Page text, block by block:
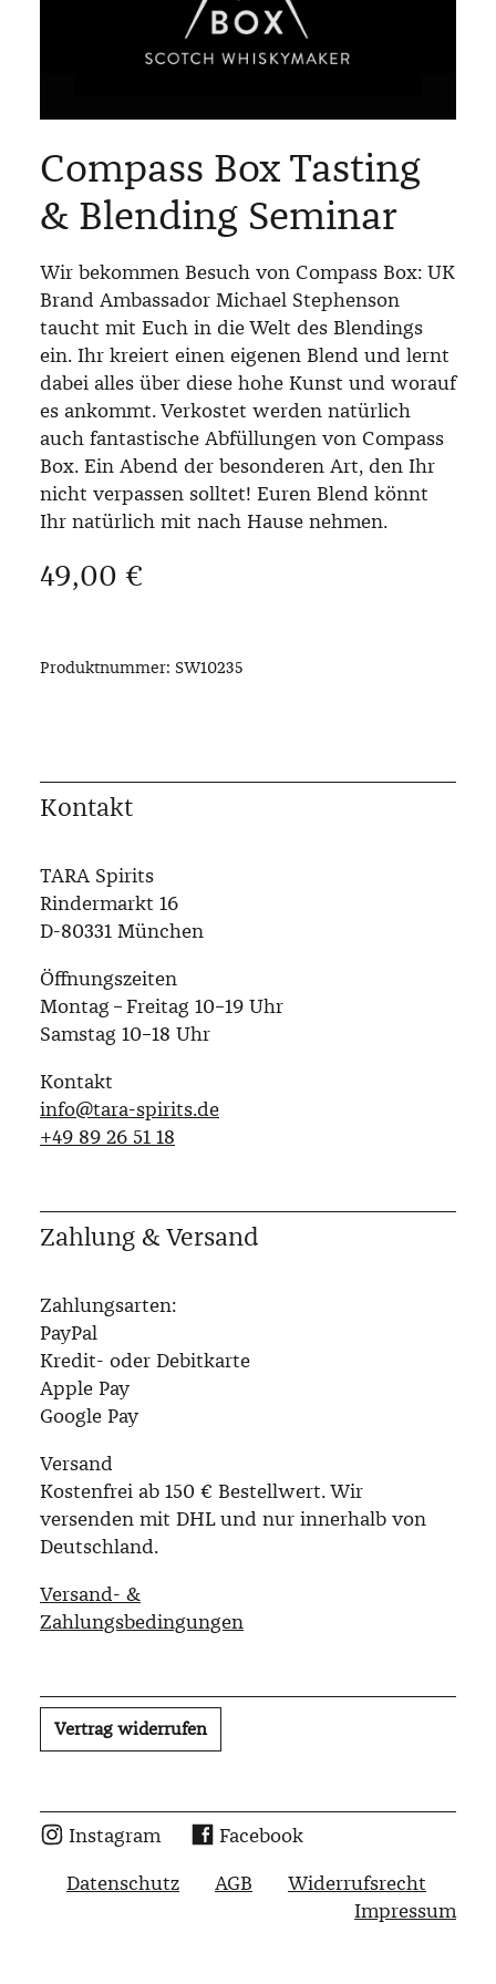
Compass Box Tasting
& Blending Seminar
Wir bekommen Besuch von Compass Box: UK
Brand Ambassador Michael Stephenson
taucht mit Euch in die Welt des Blendings
ein. Ihr kreiert einen eigenen Blend und lernt
dabei alles über diese hohe Kunst und worauf
es ankommt. Verkostet werden natürlich
auch fantastische Abfüllungen von Compass
Box. Ein Abend der besonderen Art, den Ihr
nicht verpassen solltet! Euren Blend könnt
Ihr natürlich mit nach Hause nehmen.
Regulärer Preis:
49,00 €
Produktnummer: SW10235
Kontakt
TARA Spirits
Rindermarkt 16
D-80331 München
Öffnungszeiten
Montag – Freitag 10–19 Uhr
Samstag 10–18 Uhr
Kontakt
info@tara-spirits.de
‭+49 89 26 51 18‬
Zahlung & Versand
Zahlungsarten:
PayPal
Kredit- oder Debitkarte
Apple Pay
Google Pay
Versand
Kostenfrei ab 150 € Bestellwert. Wir
versenden mit DHL und nur innerhalb von
Deutschland.
Versand- &
Zahlungsbedingungen
Vertrag widerrufen
Instagram
Facebook
Datenschutz
AGB
Widerrufsrecht
Impressum